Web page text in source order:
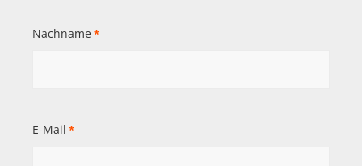
Nachname *
E-Mail *